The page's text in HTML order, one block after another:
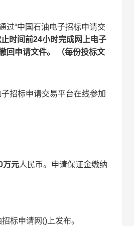
过“中国石油电子招标申请交
时间前24小时完成网上电子
回申请文件。
（每份投标文
招标申请交易平台在线参加
万元人民币。申请保证金缴纳
标申请网()上发布。